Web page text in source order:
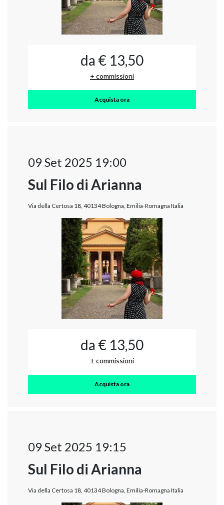
da € 13,50
+ commissioni
Acquista ora
09 Set 2025 19:00
Sul Filo di Arianna
Via della Certosa 18, 40134 Bologna, Emilia-Romagna Italia
da € 13,50
+ commissioni
Acquista ora
09 Set 2025 19:15
Sul Filo di Arianna
Via della Certosa 18, 40134 Bologna, Emilia-Romagna Italia